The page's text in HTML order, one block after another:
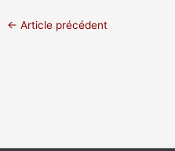
← Article précédent